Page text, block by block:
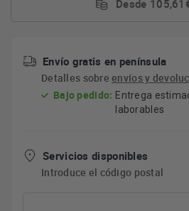
Desde
Envío gratis en península
Detalles sobreenvíos y
Bajo pedido: Entrega
laborables
Servicios disponibles
Introduce el código postal